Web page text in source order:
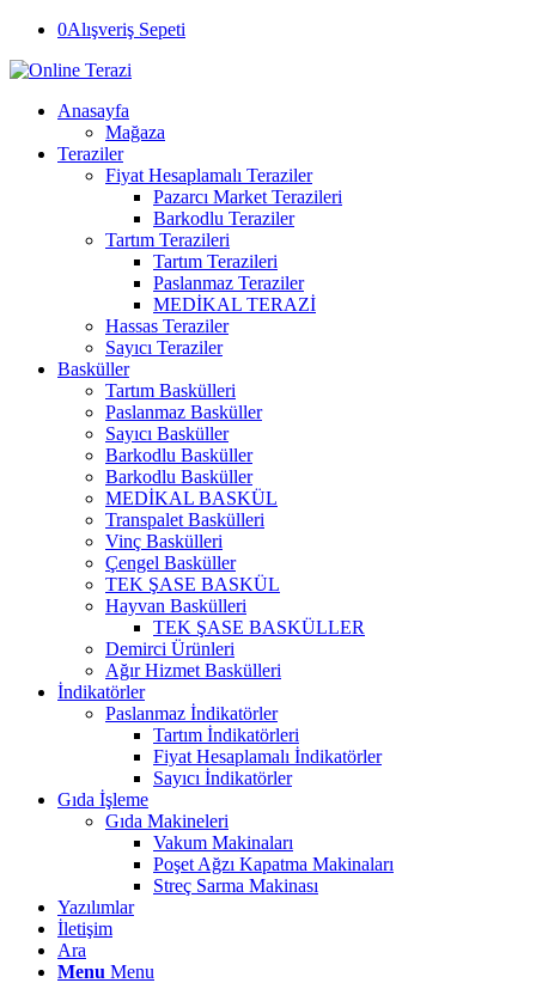
0Alışveriş Sepeti
Anasayfa
Mağaza
Teraziler
Fiyat Hesaplamalı Teraziler
Pazarcı Market Terazileri
Barkodlu Teraziler
Tartım Terazileri
Tartım Terazileri
Paslanmaz Teraziler
MEDİKAL TERAZİ
Hassas Teraziler
Sayıcı Teraziler
Basküller
Tartım Baskülleri
Paslanmaz Basküller
Sayıcı Basküller
Barkodlu Basküller
Barkodlu Basküller
MEDİKAL BASKÜL
Transpalet Baskülleri
Vinç Baskülleri
Çengel Basküller
TEK ŞASE BASKÜL
Hayvan Baskülleri
TEK ŞASE BASKÜLLER
Demirci Ürünleri
Ağır Hizmet Baskülleri
İndikatörler
Paslanmaz İndikatörler
Tartım İndikatörleri
Fiyat Hesaplamalı İndikatörler
Sayıcı İndikatörler
Gıda İşleme
Gıda Makineleri
Vakum Makinaları
Poşet Ağzı Kapatma Makinaları
Streç Sarma Makinası
Yazılımlar
İletişim
Ara
Menu Menu